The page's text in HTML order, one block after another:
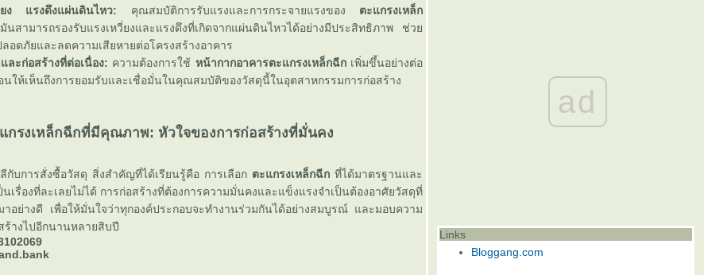
ยง แรงดึงแผ่นดินไหว: คุณสมบัติการรับแรงและการกระจายแรงของ ตะแกรงเหล็ก
นสามารถรองรับแรงเหวี่ยงและแรงดึงที่เกิดจากแผ่นดินไหวได้อย่างมีประสิทธิภาพ ช่ว
ลอดภัยและลดความเสียหายต่อโครงสร้างอาคาร
ละก่อสร้างที่ต่อเนื่อง: ความต้องการใช้ หน้ากากอาคารตะแกรงเหล็กฉีกเพิ่มขึ้นอย่างต่อ
นให้เห็นถึงการยอมรับและเชื่อมั่นในคุณสมบัติของวัสดุนี้ในอุตสาหกรรมการก่อสร้าง
กรงเหล็กฉีกที่มีคุณภาพ: หัวใจของการก่อสร้างที่มั่นคง
บการสั่งซื้อวัสดุ สิ่งสำคัญที่ได้เรียนรู้คือ การเลือก ตะแกรงเหล็กฉีก ที่ได้มาตรฐานและ
เรื่องที่ละเลยไม่ได้ การก่อสร้างที่ต้องการความมั่นคงและแข็งแรงจำเป็นต้องอาศัยวัสดุที่
าอย่างดี เพื่อให้มั่นใจว่าทุกองค์ประกอบจะทำงานร่วมกันได้อย่างสมบูรณ์ และมอบความ
ร้างไปอีกนานหลายสิบปี
ad
Links
Bloggang.com